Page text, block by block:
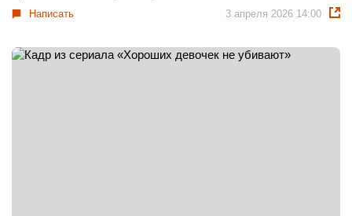
Написать 3 апреля 2026 14:00